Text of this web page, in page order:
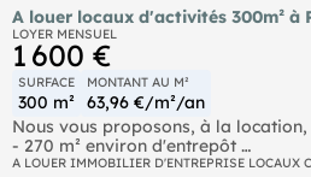
A louer locaux d'activités 300m² à
LOYER MENSUEL
1 600 €
SURFACE
300 m²
MONTANT AU M²
63,96 €/m²/an
Nous vous proposons, à la
- 270 m² environ d'entrepôt
- 30 m² environ de bureaux et
A LOUER IMMOBILIER D'ENTREPRISE LOCAUX